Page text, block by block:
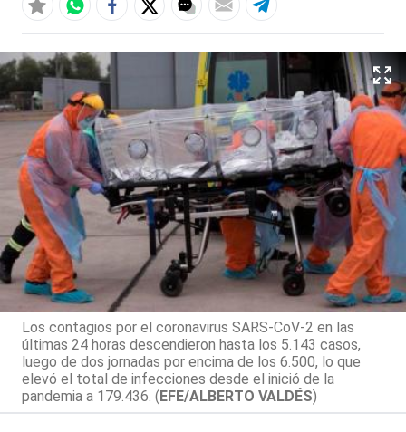
Los contagios por el coronavirus SARS-CoV-2 en las
últimas 24 horas descendieron hasta los 5.143 casos,
luego de dos jornadas por encima de los 6.500, lo que
elevó el total de infecciones desde el inició de la
pandemia a 179.436. (EFE/ALBERTO VALDÉS)